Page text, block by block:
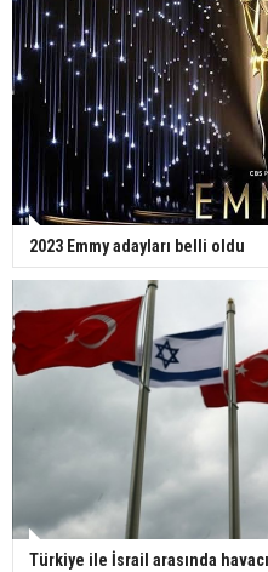
2023 Emmy adayları belli oldu
Türkiye ile İsrail arasında